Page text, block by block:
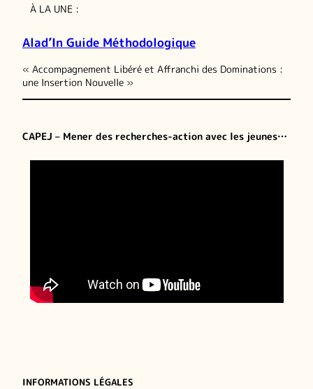
À LA UNE :
Alad’In Guide Méthodologique
« Accompagnement Libéré et Affranchi des Dominations :
une Insertion Nouvelle »
CAPEJ – Mener des recherches-action avec les jeunes…
INFORMATIONS LÉGALES